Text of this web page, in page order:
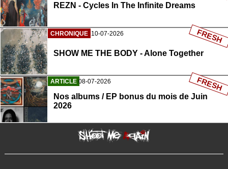
REZN - Cycles In The Infinite Dreams
CHRONIQUE 10-07-2026
SHOW ME THE BODY - Alone Together
FRESH
ARTICLE 08-07-2026
Nos albums / EP bonus du mois de Juin
2026
FRESH